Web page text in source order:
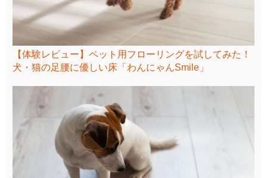
【体験レビュー】ペット用フローリングを試してみた！
犬・猫の足腰に優しい床「わんにゃんSmile」